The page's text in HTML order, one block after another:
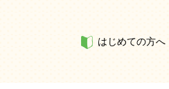
はじめての方へ